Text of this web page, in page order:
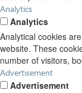
Analytics
Analytics
Analytical cookies
website. These
number of visitors,
Advertisement
Advertisement